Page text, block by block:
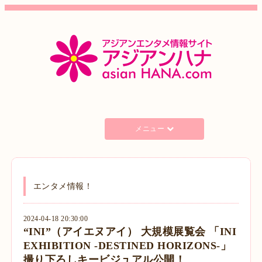
メニュー
エンタメ情報！
2024-04-18 20:30:00
“INI”（アイエヌアイ） 大規模展覧会 「INI
EXHIBITION -DESTINED HORIZONS-」